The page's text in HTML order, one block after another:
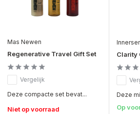
Mas Newen
Regenerative Travel Gift Set
Vergelijk
Deze compacte set bevat...
Niet op voorraad
Clarity
Deze
Op